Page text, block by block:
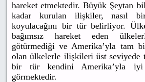
hareket etmektedir. Büyük Şeytan
kadar kurulan ilişkiler, nasıl
koyulacağını bir tür belirliyor.
bağımsız hareket eden
götürmediği ve Amerika’yla tam
olan ülkelerle ilişkileri üst seviyede
bir tür kendini Amerika’yla
görmektedir.